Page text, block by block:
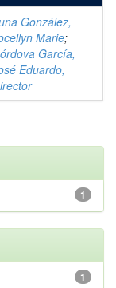
González,
Marie;
García,
Eduardo,
1
1